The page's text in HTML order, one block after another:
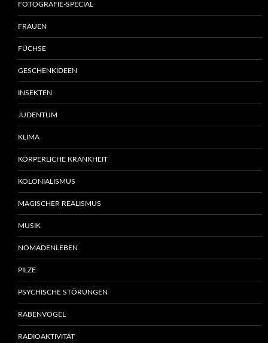
FOTOGRAFIE-SPECIAL
FRAUEN
FÜCHSE
GESCHENKIDEEN
INSEKTEN
JUDENTUM
KLIMA
KÖRPERLICHE KRANKHEIT
KOLONIALISMUS
MAGISCHER REALISMUS
MUSIK
NOMADENLEBEN
PILZE
PSYCHISCHE STÖRUNGEN
RABENVÖGEL
RADIOAKTIVITÄT